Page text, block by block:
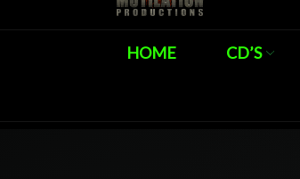
HOME CD’S